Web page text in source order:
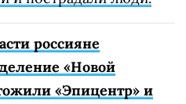
россияне
«Новой
«Эпицентр» и